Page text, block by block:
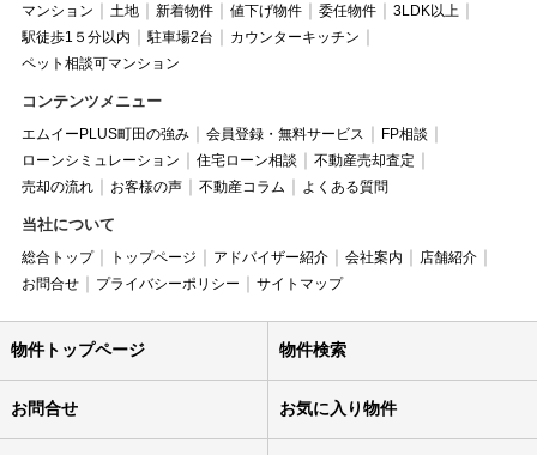
マンション
土地 新着物件 値下げ物件 委任物件
3LDK以上
駅徒歩1５分以内
駐車場2台
カウンターキッチン
ペット相談可マンション
コンテンツメニュー
エムイーPLUS町田の強み 会員登録・無料サービス
FP相談
ローンシミュレーション
住宅ローン相談
不動産売却査定
売却の流れ
お客様の声 不動産コラム よくある質問
当社について
総合トップ トップページ アドバイザー紹介 会社案内
店舗紹介
お問合せ
プライバシーポリシー サイトマップ
物件トップページ 物件検索
お問合せ お気に入り物件